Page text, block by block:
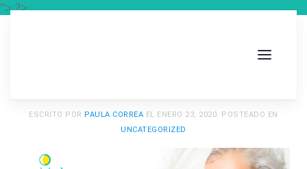
"> ?>
ESCRITO POR PAULA CORREA EL ENERO 23, 2020. POSTEADO EN
UNCATEGORIZED